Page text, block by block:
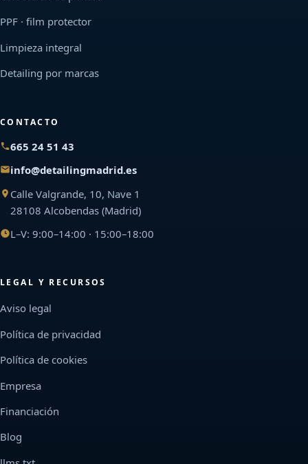
PPF · film protector
Limpieza integral
Detailing por marcas
CONTACTO
665 24 51 43
info@detailingmadrid.es
Calle Valgrande, 10, Nave 1
28108 Alcobendas (Madrid)
L–V: 9:00–14:00 · 15:00–18:00
LEGAL Y RECURSOS
Aviso legal
Política de privacidad
Política de cookies
Empresa
Financiación
Blog